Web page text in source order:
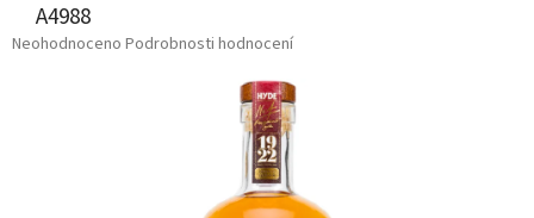
A4988
Průměrné
Neohodnoceno Podrobnosti hodnocení